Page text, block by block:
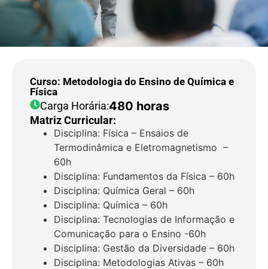
Curso: Metodologia do Ensino de Química e
Física
Carga Horária:480 horas
Matriz Curricular:
Disciplina: Física – Ensaios de
Termodinâmica e Eletromagnetismo –
60h
Disciplina: Fundamentos da Física – 60h
Disciplina: Química Geral – 60h
Disciplina: Química – 60h
Disciplina: Tecnologias de Informação e
Comunicação para o Ensino -60h
Disciplina: Gestão da Diversidade – 60h
Disciplina: Metodologias Ativas – 60h